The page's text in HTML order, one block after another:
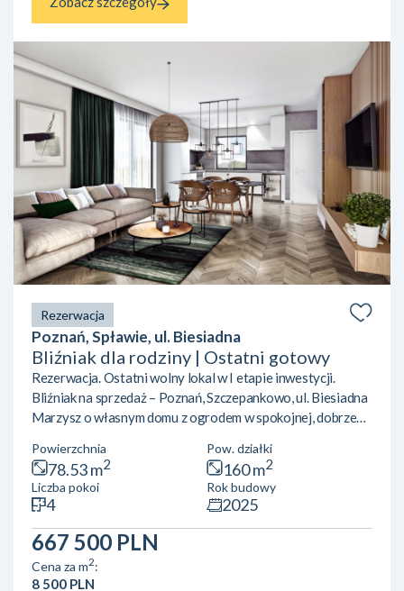
Rezerwacja
Poznań, Spławie, ul. Biesiadna
Bliźniak dla rodziny | Ostatni gotowy
Rezerwacja. Ostatni wolny lokal w I etapie inwestycji.
Bliźniak na sprzedaż – Poznań, Szczepankowo, ul. Biesiadna
Marzysz o własnym domu z ogrodem w spokojnej, dobrze
domów w zabudowie dwulokalowej! Powierzchnia: ok 78,5
m²Lokalizacja: Poznań, Szczepankowo, ul. Biesiadna Układ
pomieszczeń:Parter: przestronny salon z aneksem
kuchennym, łazienkaPiętro: 3 wygodne sypialnieLokal
posiada ogród oraz przypisane miejsce postojowe.Okna od
Powierzchnia
78.53 m2
Pow. działki
160 m2
Liczba pokoi
4
Rok budowy
2025
667 500 PLN
Cena za m2:
8 500 PLN